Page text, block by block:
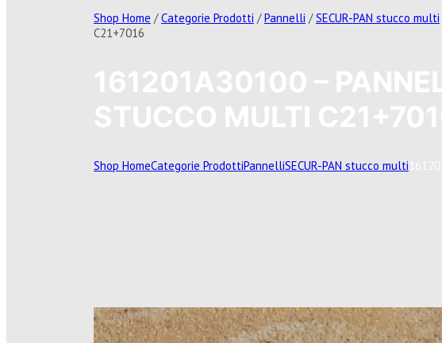
Shop Home /Categorie Prodotti /Pannelli /SECUR-PAN stucco multi
C21+7016
Shop HomeCategorie ProdottiPannelliSECUR-PAN stucco multi